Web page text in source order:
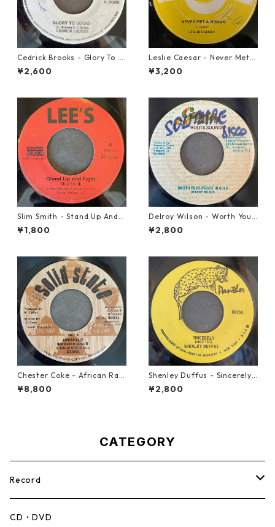
Cedrick Brooks - Glory To S
ounds【7-21786】
¥2,600
Leslie Caesar - Never Met A
Woman【12-50067】
¥3,200
Slim Smith - Stand Up And F
ight 【7-21832】
¥1,800
Delroy Wilson - Worth Your
Weight In Gold【7-21965】
¥2,800
Chester Coke - African Rac
e【7-21819】
¥8,800
Shenley Duffus - Sincerely
【7-22021】
¥2,800
CATEGORY
Record
Mento,Calypso,Ballad
CD・DVD